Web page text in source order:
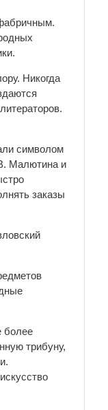
Никогда
символом
Малютина и
заказы
более
трибуну,